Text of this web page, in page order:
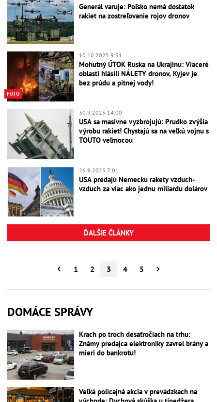
Generál varuje: Poľsko nemá dostatok
rakiet na zostreľovanie rojov dronov
FOTO
10.10.2025 9:31
Mohutný ÚTOK Ruska na Ukrajinu: Viaceré
oblasti hlásili NÁLETY dronov, Kyjev je
bez prúdu a pitnej vody!
30.9.2025 14:00
USA sa masívne vyzbrojujú: Prudko zvýšia
výrobu rakiet! Chystajú sa na veľkú vojnu s
TOUTO veľmocou
26.9.2025 7:01
USA predajú Nemecku rakety vzduch-
vzduch za viac ako jednu miliardu dolárov
ĎALŠIE ČLÁNKY
1 2 3 4 5
DOMÁCE SPRÁVY
Krach po troch desaťročiach na trhu:
Známy predajca elektroniky zavrel brány a
mieri do bankrotu!
Veľká policajná akcia v prevádzkach na